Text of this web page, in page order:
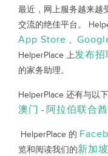
最近，网上服务越来越
交流的绝佳平台。
App Store 、
HelperPlace 上发布招
的家务助理。
HelperPlace 还有与以
澳门 - 阿拉伯联合
HelperPlace 的
览和阅读我们的新加